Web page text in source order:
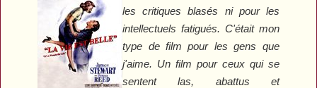
les critiques blasés ni pour les
intellectuels fatigués. C'était mon
type de film pour les gens que
j'aime. Un film pour ceux qui se
sentent las, abattus et